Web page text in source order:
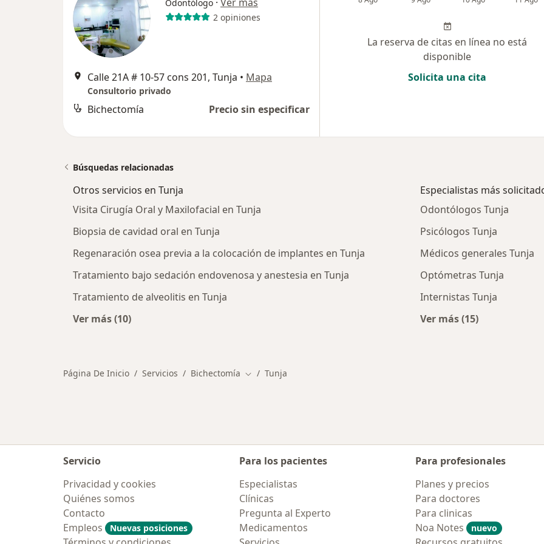
Odontólogo
2 opiniones
Calle 21A # 10-57 cons 201, Tunja • Mapa
Consultorio privado
Bichectomía Precio sin especificar
La reserva de citas en línea no está
disponible
Solicita una cita
Búsquedas relacionadas
Otros servicios en Tunja
Visita Cirugía Oral y Maxilofacial en Tunja
Biopsia de cavidad oral en Tunja
Regenaración osea previa a la colocación de implantes en Tunja
Tratamiento bajo sedación endovenosa y anestesia en Tunja
Tratamiento de alveolitis en Tunja
Ver más (10)
Especialistas más
Odontólogos Tunja
Psicólogos Tunja
Médicos generales Tunja
Optómetras Tunja
Internistas Tunja
Ver más (15)
Página De Inicio Servicios Bichectomía Cambiar de ciudad
Tunja
Servicio
Privacidad y cookies
Quiénes somos
Contacto
Empleos
Nuevas posiciones
Para los pacientes
Especialistas
Clínicas
Pregunta al Experto
Medicamentos
Para profesionales
Planes y precios
Para doctores
Para clinicas
Noa Notes
nuevo